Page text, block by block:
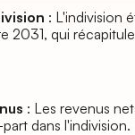
: L'indivision
2031, qui
: Les revenus
dans l'indivision.​